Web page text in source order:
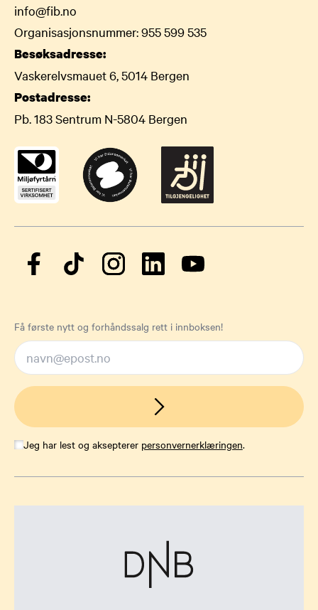
info@fib.no
Organisasjonsnummer: 955 599 535
Besøksadresse:
Vaskerelvsmauet 6, 5014 Bergen
Postadresse:
Pb. 183 Sentrum N-5804 Bergen
Få første nytt og forhåndssalg rett i innboksen!
Jeg har lest og aksepterer personvernerklæringen.